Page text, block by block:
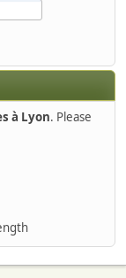
à Lyon. Please